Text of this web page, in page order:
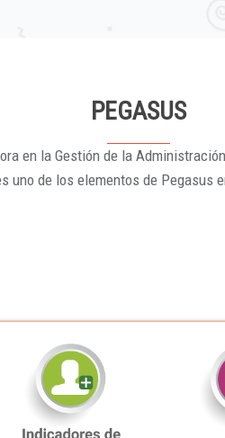
PEGASUS
en la Gestión de la
uno de los elementos de Pegasus